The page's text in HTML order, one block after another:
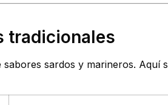
tradicionales
sabores sardos y marineros. Aquí